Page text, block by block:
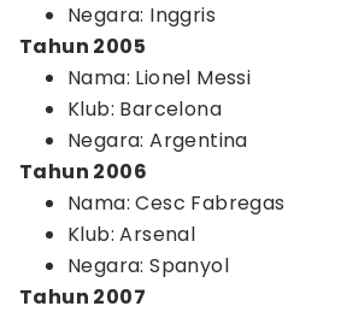
Negara: Inggris
Tahun 2005
Nama: Lionel Messi
Klub: Barcelona
Negara: Argentina
Tahun 2006
Nama: Cesc Fabregas
Klub: Arsenal
Negara: Spanyol
Tahun 2007